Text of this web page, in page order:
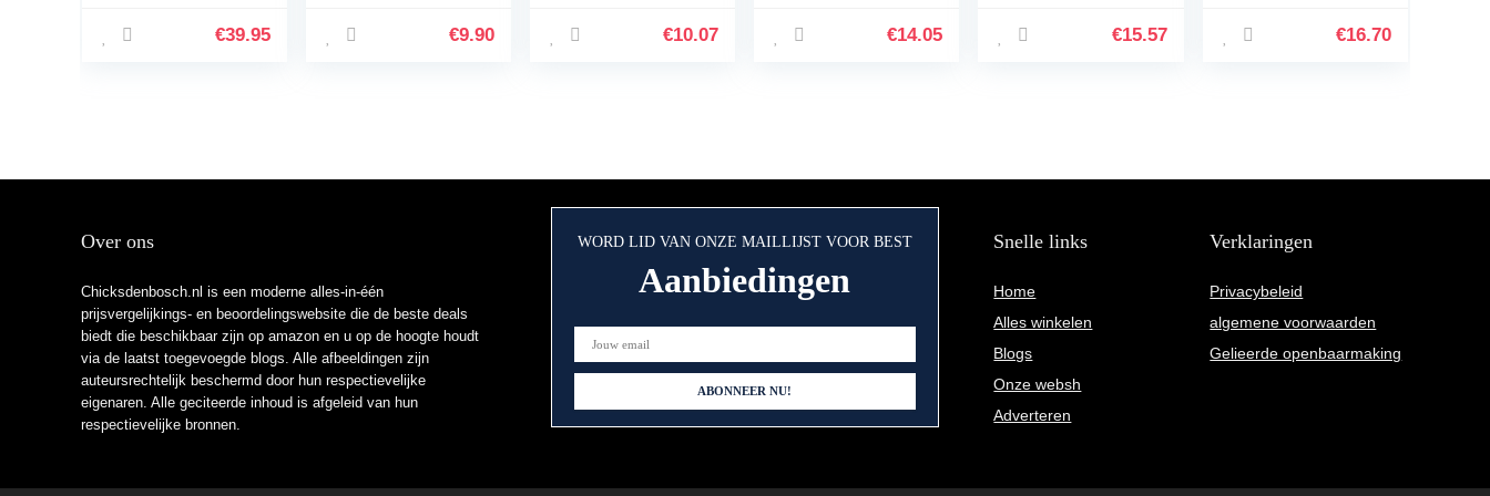
€39.95
hete chilisaus met
€9.90
Habanero
€10.07 €14.05 €15.57
€16.70
Over ons
Chicksdenbosch.nl is een moderne alles-in-één
prijsvergelijkings- en beoordelingswebsite die de beste deals
biedt die beschikbaar zijn op amazon en u op de hoogte houdt
via de laatst toegevoegde blogs. Alle afbeeldingen zijn
auteursrechtelijk beschermd door hun respectievelijke
eigenaren. Alle geciteerde inhoud is afgeleid van hun
respectievelijke bronnen.
WORD LID VAN ONZE MAILLIJST VOOR BEST
Aanbiedingen
Snelle links
Home
Alles winkelen
Blogs
Onze websh
Adverteren
Verklaringen
Privacybeleid
algemene voorwaarden
Gelieerde openbaarmaking